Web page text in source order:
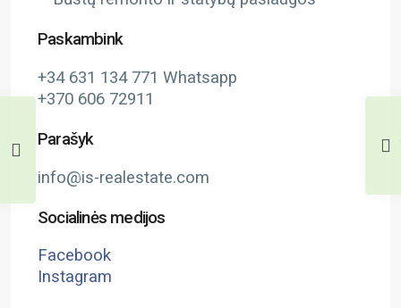
Paskambink
+34 631 134 771 Whatsapp
+370 606 72911
Parašyk
info@is-realestate.com
Socialinės medijos
Facebook
Instagram